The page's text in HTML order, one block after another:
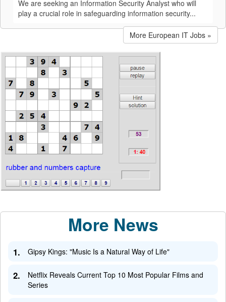
We are seeking an Information Security Analyst who will
play a crucial role in safeguarding information security...
More European IT Jobs »
More News
1. Gipsy Kings: "Music Is a Natural Way of Life"
2.
Netflix Reveals Current Top 10 Most Popular Films and
Series